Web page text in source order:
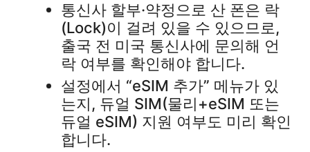
통신사 할부·약정으로 산 폰은 락
(Lock)이 걸려 있을 수 있으므로,
출국 전 미국 통신사에 문의해 언
락 여부를 확인해야 합니다.​
설정에서 “eSIM 추가” 메뉴가 있
는지, 듀얼 SIM(물리+eSIM 또는
듀얼 eSIM) 지원 여부도 미리 확인
합니다.​